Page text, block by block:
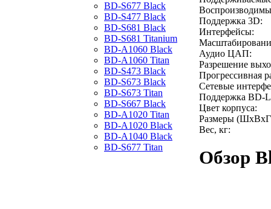
BD-S677 Black
BD-S477 Black
BD-S681 Black
BD-S681 Titanium
BD-A1060 Black
BD-A1060 Titan
BD-S473 Black
BD-S673 Black
BD-S673 Titan
BD-S667 Black
BD-A1020 Titan
BD-A1020 Black
BD-A1040 Black
BD-S677 Titan
Поддержка 3D:
Интерфейсы:
Аудио ЦАП:
Разрешение
Прогрессивная
Сетевые
Поддержка BD-
Цвет корпуса:
Размеры
Вес, кг:
Обзор